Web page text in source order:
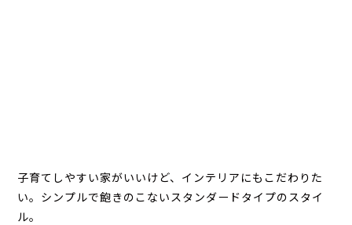
子育てしやすい家がいいけど、インテリアにもこだわりた
い。シンプルで飽きのこないスタンダードタイプのスタイ
ル。